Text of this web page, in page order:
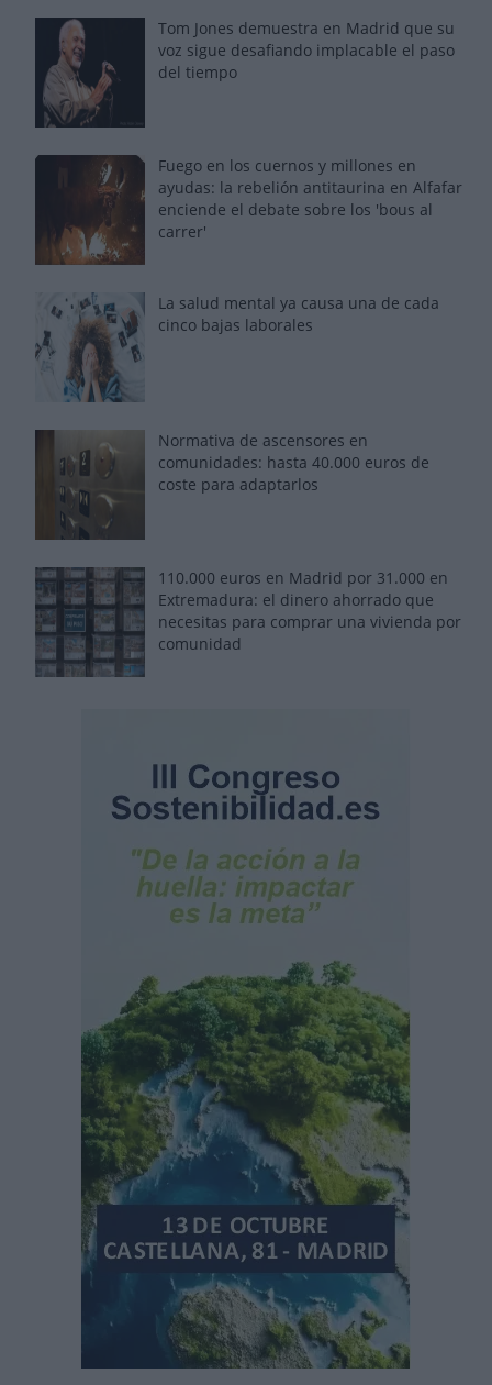
Tom Jones demuestra en Madrid que su
voz sigue desafiando implacable el paso
del tiempo
Fuego en los cuernos y millones en
ayudas: la rebelión antitaurina en Alfafar
enciende el debate sobre los 'bous al
carrer'
La salud mental ya causa una de cada
cinco bajas laborales
Normativa de ascensores en
comunidades: hasta 40.000 euros de
coste para adaptarlos
110.000 euros en Madrid por 31.000 en
Extremadura: el dinero ahorrado que
necesitas para comprar una vivienda por
comunidad